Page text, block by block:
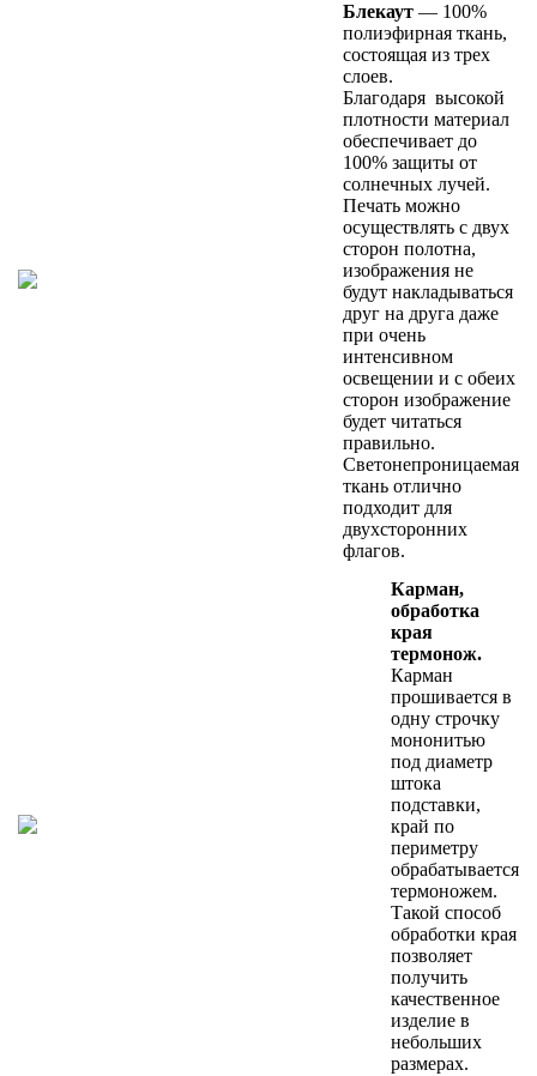
Блекаут — 100%
полиэфирная ткань,
состоящая из трех
слоев.
Благодаря высокой
плотности материал
обеспечивает до
100% защиты от
солнечных лучей.
Печать можно
осуществлять с двух
сторон полотна,
изображения не
будут накладываться
друг на друга даже
при очень
интенсивном
освещении и с обеих
сторон изображение
будет читаться
правильно.
Светонепроницаемая
ткань отлично
подходит для
двухсторонних
флагов.
Карман,
обработка
края
термонож.
Карман
прошивается в
одну строчку
мононитью
под диаметр
штока
подставки,
край по
периметру
обрабатывается
термоножем.
Такой способ
обработки края
позволяет
получить
качественное
изделие в
небольших
размерах.